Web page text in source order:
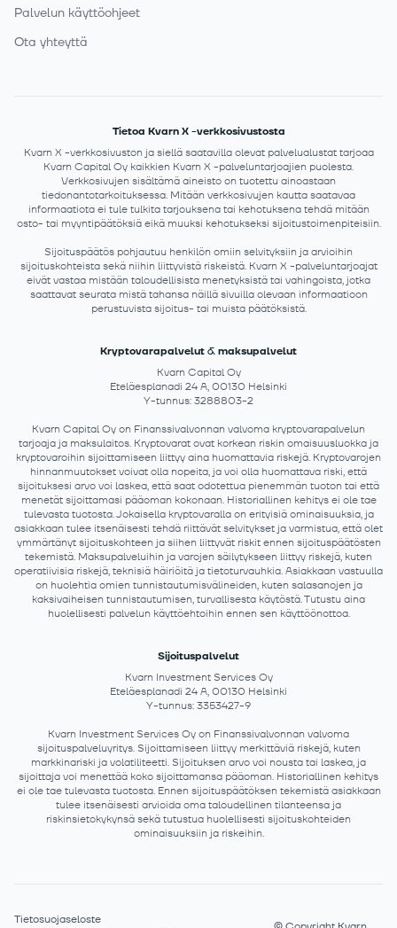
Palvelun käyttöohjeet
Ota yhteyttä
Tietoa Kvarn X -verkkosivustosta
Kvarn X -verkkosivuston ja siellä saatavilla olevat palvelualustat tarjoaa
Kvarn Capital Oy kaikkien Kvarn X -palveluntarjoajien puolesta.
Verkkosivujen sisältämä aineisto on tuotettu ainoastaan
tiedonantotarkoituksessa. Mitään verkkosivujen kautta saatavaa
informaatiota ei tule tulkita tarjouksena tai kehotuksena tehdä mitään
osto- tai myyntipäätöksiä eikä muuksi kehotukseksi sijoitustoimenpiteisiin.
Sijoituspäätös pohjautuu henkilön omiin selvityksiin ja arvioihin
sijoituskohteista sekä niihin liittyvistä riskeistä. Kvarn X -palveluntarjoajat
eivät vastaa mistään taloudellisista menetyksistä tai vahingoista, jotka
saattavat seurata mistä tahansa näillä sivuilla olevaan informaatioon
perustuvista sijoitus- tai muista päätöksistä.
Kryptovarapalvelut & maksupalvelut
Kvarn Capital Oy
Eteläesplanadi 24 A, 00130 Helsinki
Y-tunnus: 3288803-2
Kvarn Capital Oy on Finanssivalvonnan valvoma kryptovarapalvelun
tarjoaja ja maksulaitos. Kryptovarat ovat korkean riskin omaisuusluokka ja
kryptovaroihin sijoittamiseen liittyy aina huomattavia riskejä. Kryptovarojen
hinnanmuutokset voivat olla nopeita, ja voi olla huomattava riski, että
sijoituksesi arvo voi laskea, että saat odotettua pienemmän tuoton tai että
menetät sijoittamasi pääoman kokonaan. Historiallinen kehitys ei ole tae
tulevasta tuotosta. Jokaisella kryptovaralla on erityisiä ominaisuuksia, ja
asiakkaan tulee itsenäisesti tehdä riittävät selvitykset ja varmistua, että olet
ymmärtänyt sijoituskohteen ja siihen liittyvät riskit ennen sijoituspäätösten
tekemistä. Maksupalveluihin ja varojen säilytykseen liittyy riskejä, kuten
operatiivisia riskejä, teknisiä häiriöitä ja tietoturvauhkia. Asiakkaan vastuulla
on huolehtia omien tunnistautumisvälineiden, kuten salasanojen ja
kaksivaiheisen tunnistautumisen, turvallisesta käytöstä. Tutustu aina
huolellisesti palvelun käyttöehtoihin ennen sen käyttöönottoa.
Sijoituspalvelut
Kvarn Investment Services Oy
Eteläesplanadi 24 A, 00130 Helsinki
Y-tunnus: 3353427-9
Kvarn Investment Services Oy on Finanssivalvonnan valvoma
sijoituspalveluyritys. Sijoittamiseen liittyy merkittäviä riskejä, kuten
markkinariski ja volatiliteetti. Sijoituksen arvo voi nousta tai laskea, ja
sijoittaja voi menettää koko sijoittamansa pääoman. Historiallinen kehitys
ei ole tae tulevasta tuotosta. Ennen sijoituspäätöksen tekemistä asiakkaan
tulee itsenäisesti arvioida oma taloudellinen tilanteensa ja
riskinsietokykynsä sekä tutustua huolellisesti sijoituskohteiden
ominaisuuksiin ja riskeihin.
Tietosuojaseloste